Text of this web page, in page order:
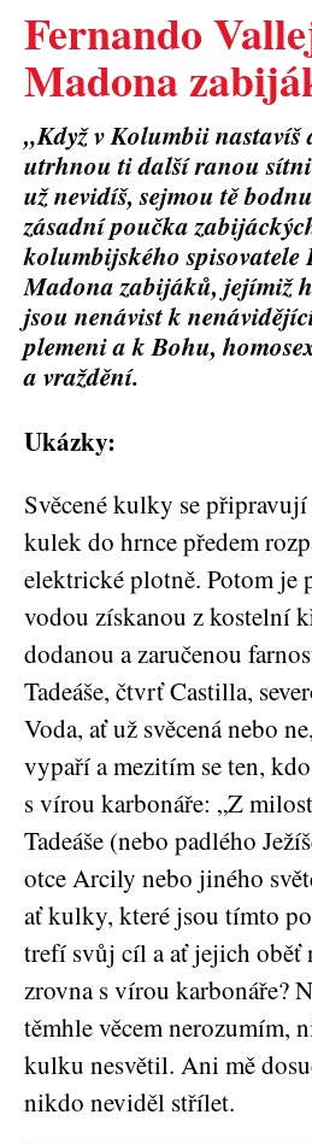
Fernando
Madona
„Když v Kolumbii nastavíš
utrhnou ti další ranou
už nevidíš, sejmou tě
zásadní poučka
kolumbijského spisovatele
Madona zabijáků, jejímiž
jsou nenávist k
plemeni a k Bohu,
a vraždění.
Ukázky:
Svěcené kulky se
kulek do hrnce předem
elektrické plotně. Potom je
vodou získanou z kostelní
dodanou a zaručenou
Tadeáše, čtvrť Castilla,
Voda, ať už svěcená nebo
vypaří a mezitím se ten,
s vírou karbonáře: „Z
Tadeáše (nebo padlého
otce Arcily nebo jiného
ať kulky, které jsou tímto
trefí svůj cíl a ať jejich oběť
zrovna s vírou karbonáře?
těmhle věcem nerozumím,
kulku nesvětil. Ani mě
nikdo neviděl střílet.